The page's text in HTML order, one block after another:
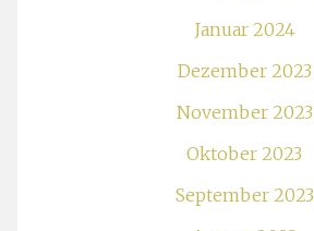
Januar 2024
Dezember 2023
November 2023
Oktober 2023
September 2023